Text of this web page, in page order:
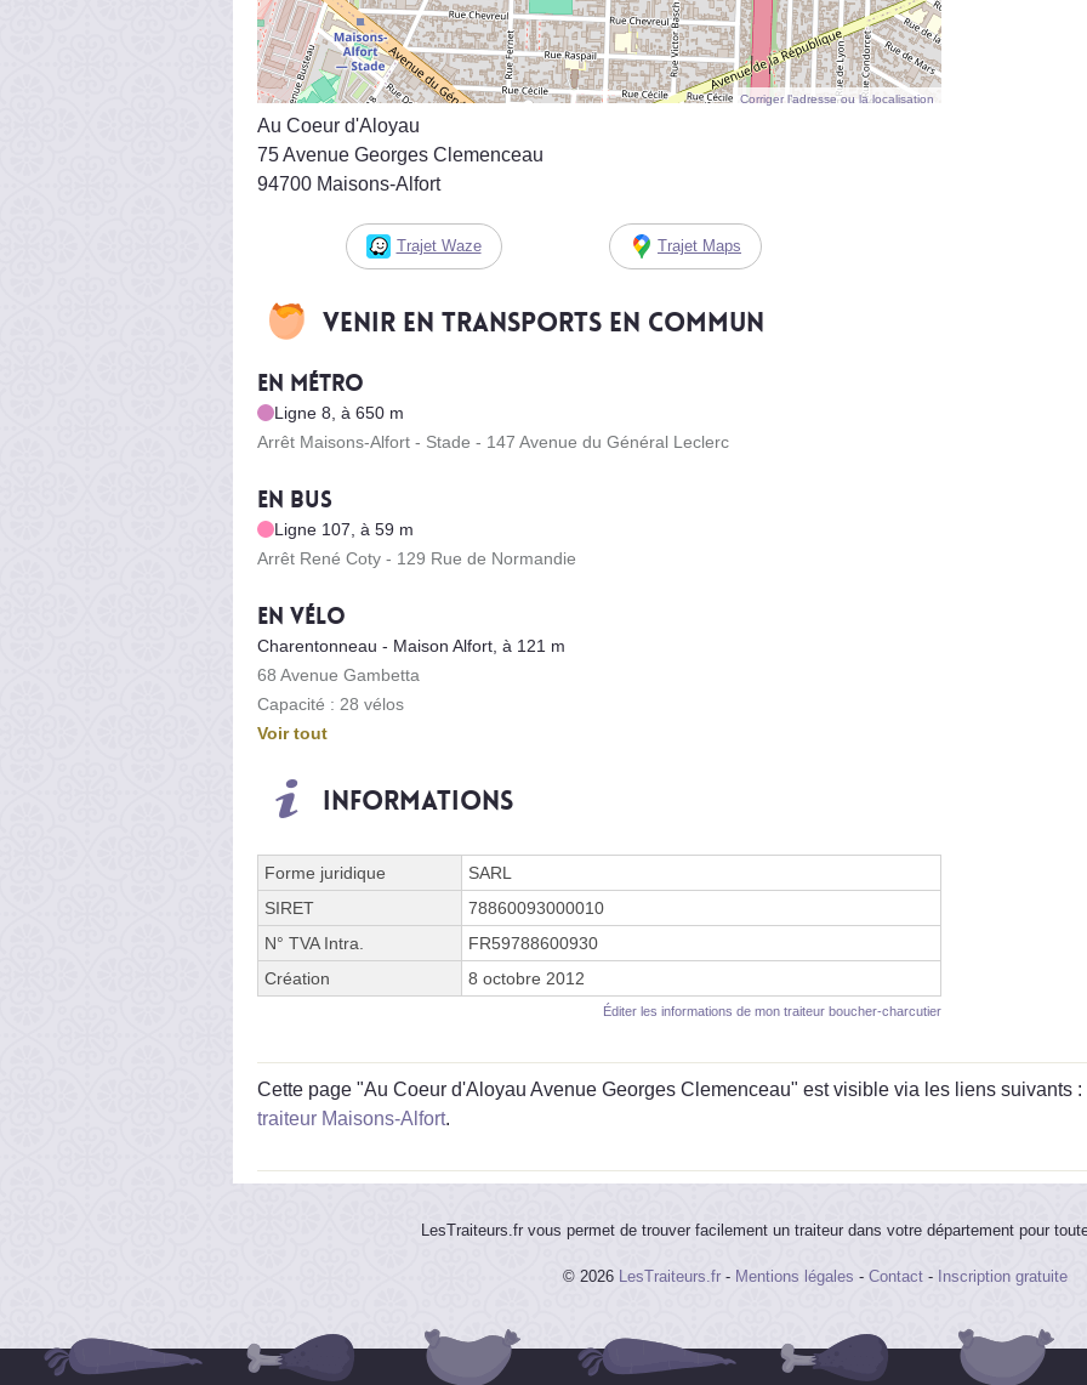
Corriger l’adresse ou la localisation
Au Coeur d'Aloyau
75 Avenue Georges Clemenceau
94700 Maisons-Alfort
Trajet Waze Trajet Maps
Venir en transports en commun
En métro
Ligne 8, à 650 m
Arrêt Maisons-Alfort - Stade - 147 Avenue du Général Leclerc
En bus
Ligne 107, à 59 m
Arrêt René Coty - 129 Rue de Normandie
En vélo
Charentonneau - Maison Alfort, à 121 m
68 Avenue Gambetta
Capacité : 28 vélos
Voir tout
Informations
Forme juridique
SARL
SIRET
78860093000010
N° TVA Intra.
FR59788600930
Création
8 octobre 2012
Éditer les informations de mon traiteur boucher-charcutier
Cette page "Au Coeur d'Aloyau Avenue Georges Clemenceau" est visible via les liens suivants :
traiteur Maisons-Alfort.
LesTraiteurs.fr vous permet de trouver facilement un traiteur dans votre département pour
© 2026 LesTraiteurs.fr - Mentions légales - Contact - Inscription gratuite